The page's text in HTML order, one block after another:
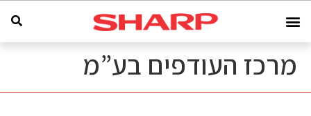
מרכז העודפים בע”מ